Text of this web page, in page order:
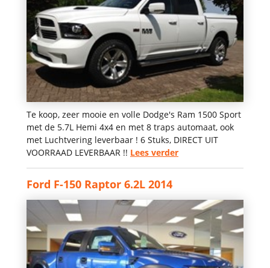
Te koop, zeer mooie en volle Dodge's Ram 1500 Sport
met de 5.7L Hemi 4x4 en met 8 traps automaat, ook
met Luchtvering leverbaar ! 6 Stuks, DIRECT UIT
VOORRAAD LEVERBAAR !! Lees verder
Ford F-150 Raptor 6.2L 2014